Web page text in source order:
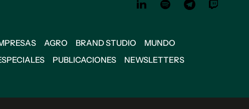
AGRO BRAND STUDIO
MUNDO
PUBLICACIONES
NEWSLETTERS